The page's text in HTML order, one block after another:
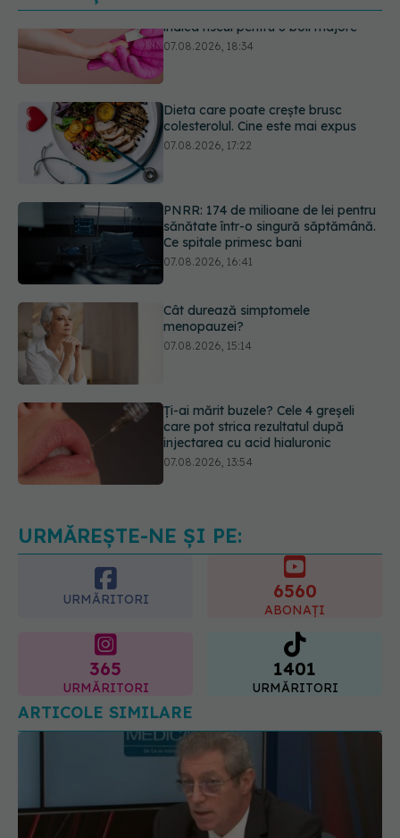
Dieta care poate crește brusc
PNRR: 174 de milioane de lei pentru
07.08.2026, 16:41
Cât durează simptomele
menopauzei?
Ți-ai mărit buzele? Cele 4 greșeli
07.08.2026, 13:54
Testul din deget care ar putea
indica riscul pentru 8 boli majore
URMĂREȘTE-NE ȘI PE:
URMĂRITORI 6560
ABONAȚI
365
URMĂRITORI
1401
URMĂRITORI
ARTICOLE SIMILARE